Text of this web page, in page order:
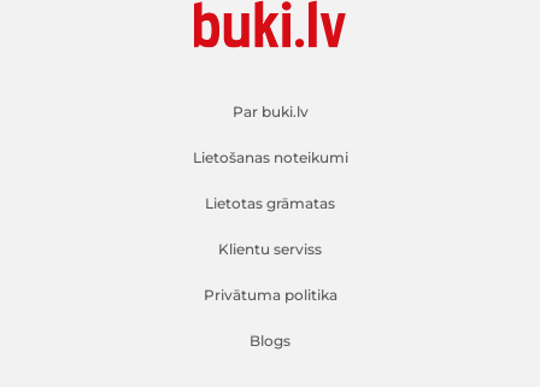
Par buki.lv
Lietošanas noteikumi
Lietotas grāmatas
Klientu serviss
Privātuma politika
Blogs